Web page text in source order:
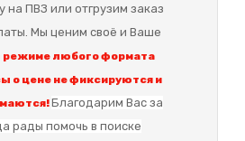
на ПВЗ или отгрузим заказ
Мы ценим своё и Ваше
режиме любого формата
о цене не фиксируются и
Благодарим Вас за
рады помочь в поиске